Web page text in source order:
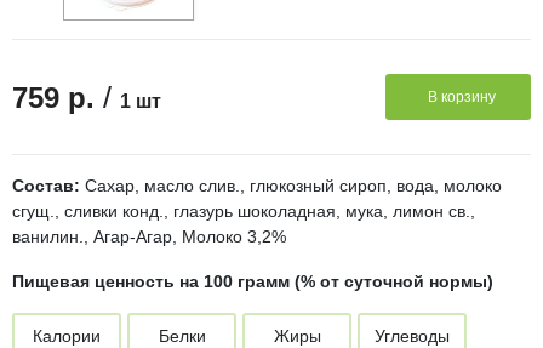
759 р. / 1 шт В корзину
Состав: Сахар, масло слив., глюкозный сироп, вода, молоко
сгущ., сливки конд., глазурь шоколадная, мука, лимон св.,
ванилин., Агар-Агар, Молоко 3,2%
Пищевая ценность на 100 грамм (% от суточной нормы)
Калории
Белки
Жиры
Углеводы